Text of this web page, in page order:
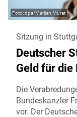
dpa/Marijan Murat
Sitzung in
Deutscher
Geld für die
Die
Bundeskanzler
vor. Der